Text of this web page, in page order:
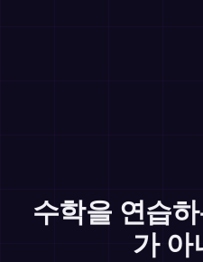
수학을 연습
가 아